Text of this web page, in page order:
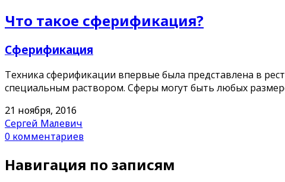
Что такое сферификация?
Сферификация
Техника сферификации впервые была представлена в
специальным раствором. Сферы могут быть любых
21 ноября, 2016
Сергей Малевич
0 комментариев
Навигация по записям